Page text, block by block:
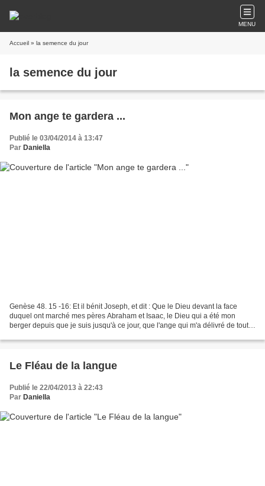
MENU
Accueil » la semence du jour
la semence du jour
Mon ange te gardera ...
Publié le 03/04/2014 à 13:47
Par Daniella
Genèse 48. 15 -16: Et il bénit Joseph, et dit : Que le Dieu devant la face
duquel ont marché mes pères Abraham et Isaac, le Dieu qui a été mon
berger depuis que je suis jusqu'à ce jour, que l'ange qui m'a délivré de tout
Le Fléau de la langue
Publié le 22/04/2013 à 22:43
Par Daniella